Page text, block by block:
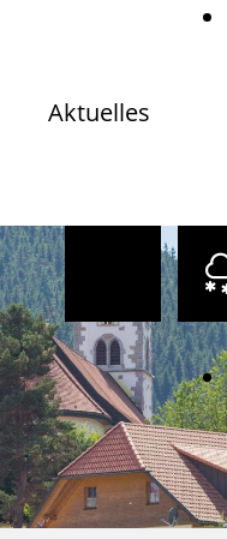
Aktuelles